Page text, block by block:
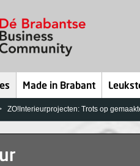
Made in Brabant
ZO!Interieurprojecten: Trots op